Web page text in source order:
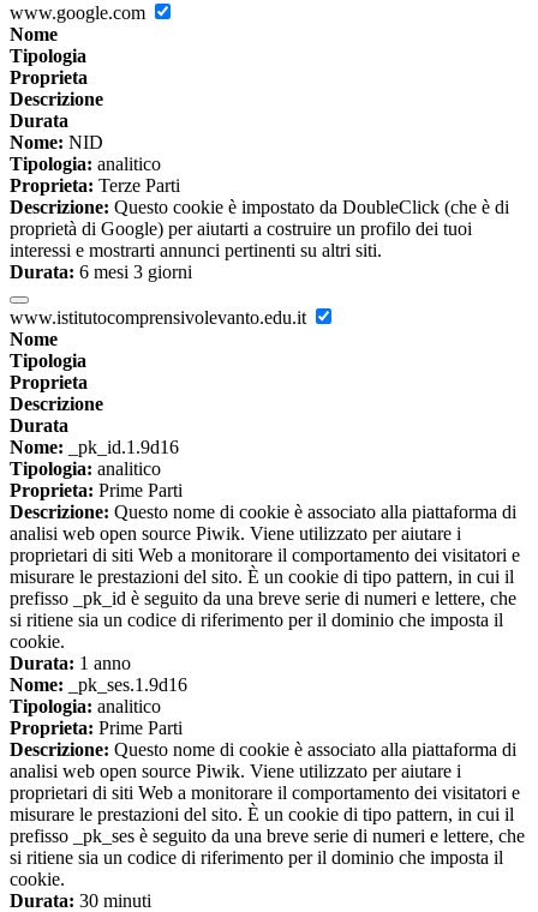
www.google.com
Nome
Tipologia
Proprieta
Descrizione
Durata
Nome: NID
Tipologia: analitico
Proprieta: Terze Parti
Descrizione: Questo cookie è impostato da DoubleClick (che è di
proprietà di Google) per aiutarti a costruire un profilo dei tuoi
interessi e mostrarti annunci pertinenti su altri siti.
Durata: 6 mesi 3 giorni
www.istitutocomprensivolevanto.edu.it
Nome
Tipologia
Proprieta
Descrizione
Durata
Nome: _pk_id.1.9d16
Tipologia: analitico
Proprieta: Prime Parti
Descrizione: Questo nome di cookie è associato alla piattaforma di
analisi web open source Piwik. Viene utilizzato per aiutare i
proprietari di siti Web a monitorare il comportamento dei visitatori e
misurare le prestazioni del sito. È un cookie di tipo pattern, in cui il
prefisso _pk_id è seguito da una breve serie di numeri e lettere, che
si ritiene sia un codice di riferimento per il dominio che imposta il
cookie.
Durata: 1 anno
Nome: _pk_ses.1.9d16
Tipologia: analitico
Proprieta: Prime Parti
Descrizione: Questo nome di cookie è associato alla piattaforma di
analisi web open source Piwik. Viene utilizzato per aiutare i
proprietari di siti Web a monitorare il comportamento dei visitatori e
misurare le prestazioni del sito. È un cookie di tipo pattern, in cui il
prefisso _pk_ses è seguito da una breve serie di numeri e lettere, che
si ritiene sia un codice di riferimento per il dominio che imposta il
cookie.
Durata: 30 minuti